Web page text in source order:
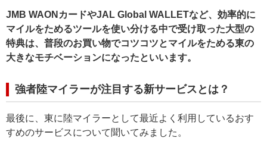
JMB WAONカードやJAL Global WALLETなど、効率的に
マイルをためるツールを使い分ける中で受け取った大型の
特典は、普段のお買い物でコツコツとマイルをためる東の
大きなモチベーションになったといいます。
強者陸マイラーが注目する新サービスとは？
最後に、東に陸マイラーとして最近よく利用しているおす
すめのサービスについて聞いてみました。